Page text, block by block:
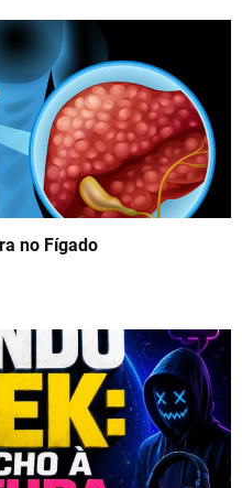
no Fígado